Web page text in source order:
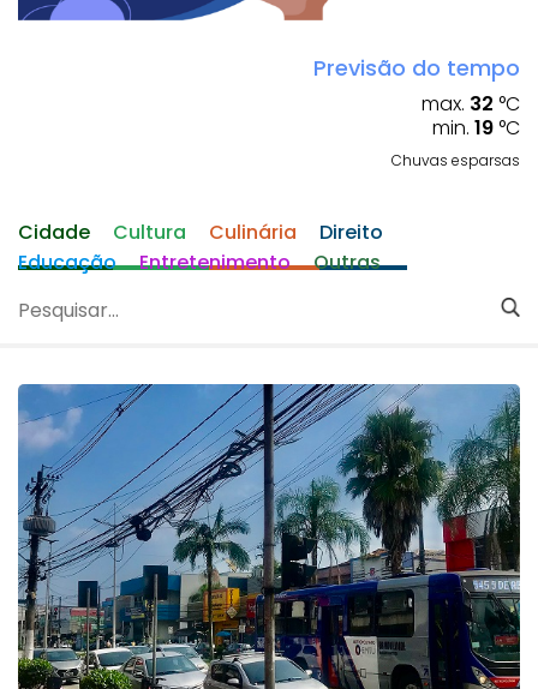
Previsão do tempo
max. 32 °C
min. 19 °C
Chuvas esparsas
Cidade Cultura Culinária
Direito
Educação
Entretenimento Outras